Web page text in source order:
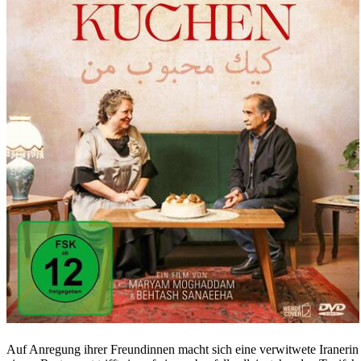
Auf Anregung ihrer Freundinnen macht sich eine verwitwete